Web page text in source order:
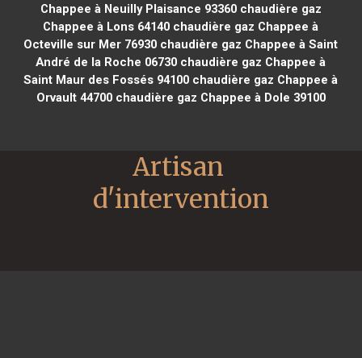
Chappee à Neuilly Plaisance 93360chaudière gaz
Chappee à Lons 64140 chaudière gaz Chappee à
Octeville sur Mer 76930 chaudière gaz Chappee à Saint
André de la Roche 06730 chaudière gaz Chappee à
Saint Maur des Fossés 94100 chaudière gaz Chappee à
Orvault 44700chaudière gaz Chappee à Dole 39100
Artisan
d'intervention